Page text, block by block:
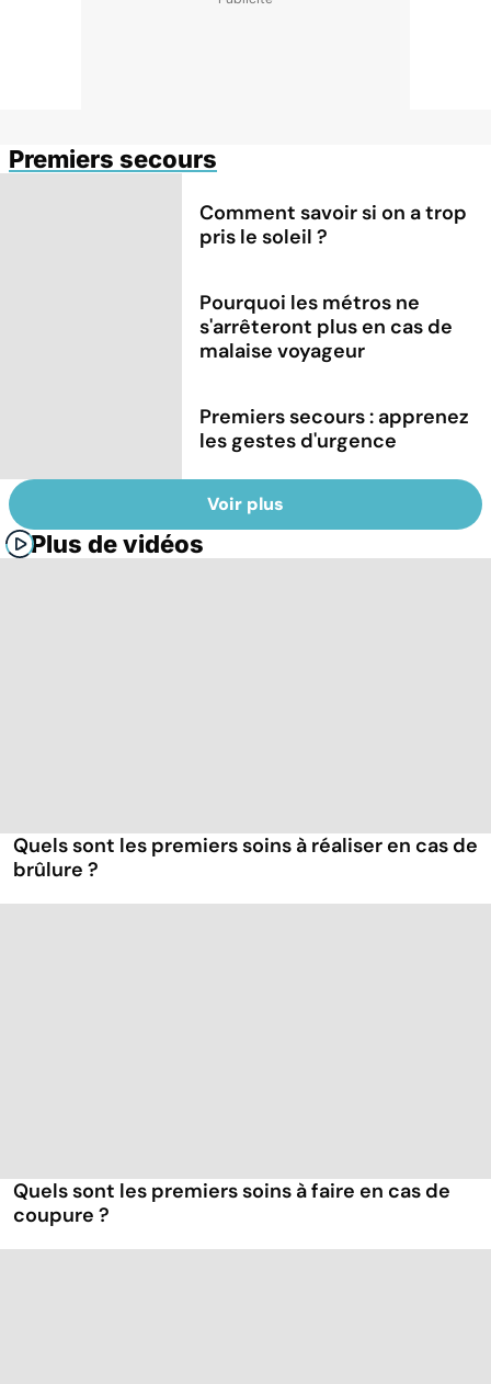
Premiers secours
Comment savoir si on a trop
pris le soleil ?
Pourquoi les métros ne
s'arrêteront plus en cas de
malaise voyageur
Premiers secours : apprenez
les gestes d'urgence
Voir plus
Plus de vidéos
Quels sont les premiers soins à réaliser en cas de
brûlure ?
Quels sont les premiers soins à faire en cas de
coupure ?